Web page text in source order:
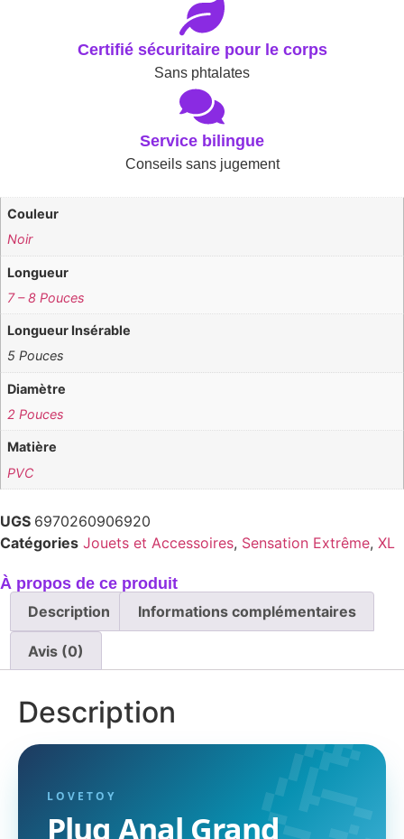
Certifié sécuritaire pour le corps
Sans phtalates
Service bilingue
Conseils sans jugement
Couleur
Noir
Longueur
7 – 8 Pouces
Longueur Insérable
5 Pouces
Diamètre
2 Pouces
Matière
PVC
UGS 6970260906920
Catégories Jouets et Accessoires, Sensation Extrême, XL
À propos de ce produit
Description
Informations complémentaires
Avis (0)
Description
LOVETOY
Plug Anal Grand